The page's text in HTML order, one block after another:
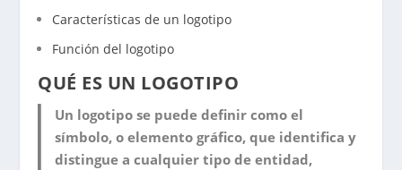
Características de un logotipo
Función del logotipo
QUÉ ES UN LOGOTIPO
Un logotipo se puede definir como el
símbolo, o elemento gráfico, que identifica y
distingue a cualquier tipo de entidad,